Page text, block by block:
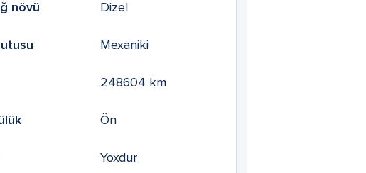
növü Dizel
Mexaniki
248604 km
Ön
Yoxdur